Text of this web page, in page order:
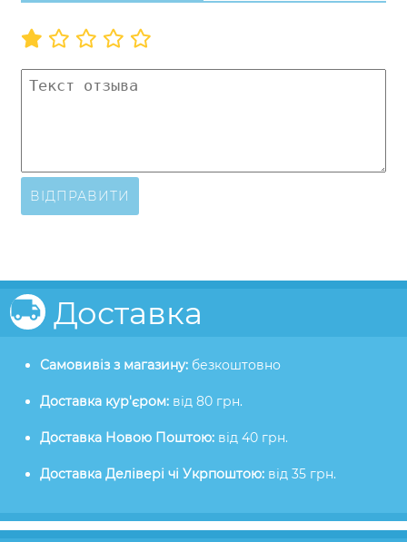
ВІДПРАВИТИ
Доставка
Самовивіз з магазину: безкоштовно
Доставка кур'єром: від 80 грн.
Доставка Новою Поштою: від 40 грн.
Доставка Делівері чі Укрпоштою: від 35 грн.